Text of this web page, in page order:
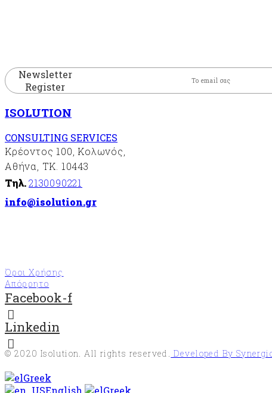
Newsletter
Register
ISOLUTION
CONSULTING SERVICES
Κρέοντος 100, Κολωνός,
Αθήνα, ΤΚ. 10443
Τηλ.2130090221
info@isolution.gr
Όροι Χρήσης
Απόρρητο
Facebook-f
Linkedin
© 2020 Isolution. All rights reserved. Developed By
Greek
English
Greek